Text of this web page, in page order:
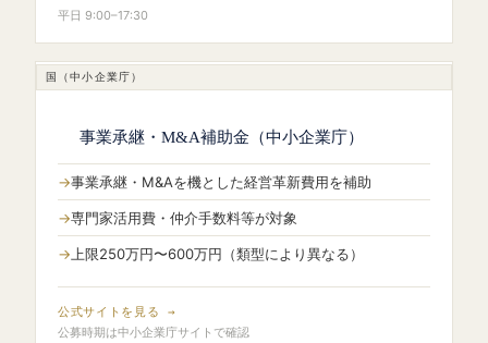
平日 9:00–17:30
国（中小企業庁）
事業承継・M&A補助金（中小企業庁）
事業承継・M&Aを機とした経営革新費用を補助
専門家活用費・仲介手数料等が対象
上限250万円〜600万円（類型により異なる）
公式サイトを見る →
公募時期は中小企業庁サイトで確認